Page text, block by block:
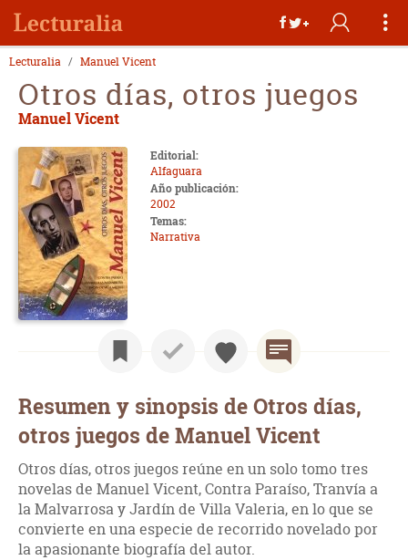
Lecturalia Manuel Vicent
Otros días, otros juegos
Manuel Vicent
Editorial:
Alfaguara
Año publicación:
2002
Temas:
Narrativa
Resumen y sinopsis de Otros días,
otros juegos de Manuel Vicent
Otros días, otros juegos reúne en un solo tomo tres
novelas de Manuel Vicent, Contra Paraíso, Tranvía a
la Malvarrosa y Jardín de Villa Valeria, en lo que se
convierte en una especie de recorrido novelado por
la apasionante biografía del autor.